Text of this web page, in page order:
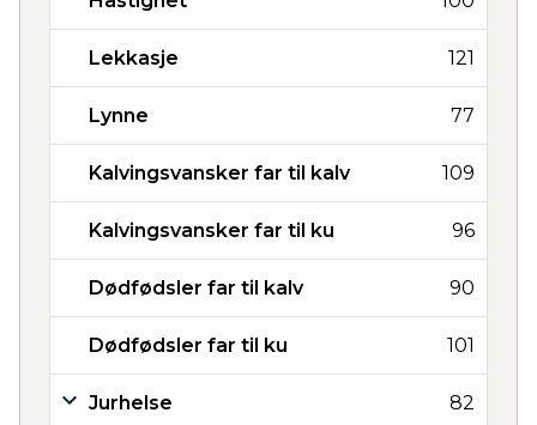
Lekkasje 121
Lynne 77
Kalvingsvansker far til kalv 109
Kalvingsvansker far til ku 96
Dødfødsler far til kalv 90
Dødfødsler far til ku 101
Jurhelse 82